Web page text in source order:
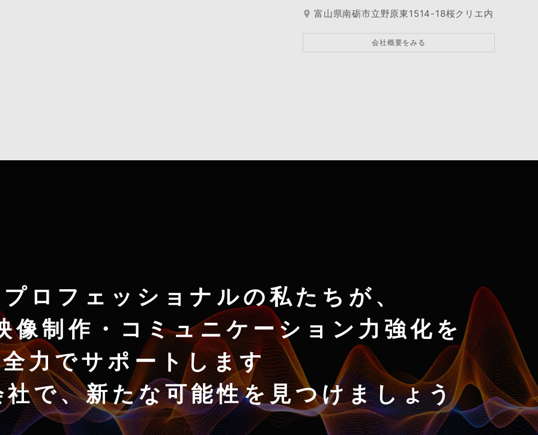
富山県南砺市立野原東1514-18桜クリエ内
会社概要をみる
ロフェッショナルの私たちが、
像制作・コミュニケーション力強化を
全力でサポートします
で、新たな可能性を見つけましょう